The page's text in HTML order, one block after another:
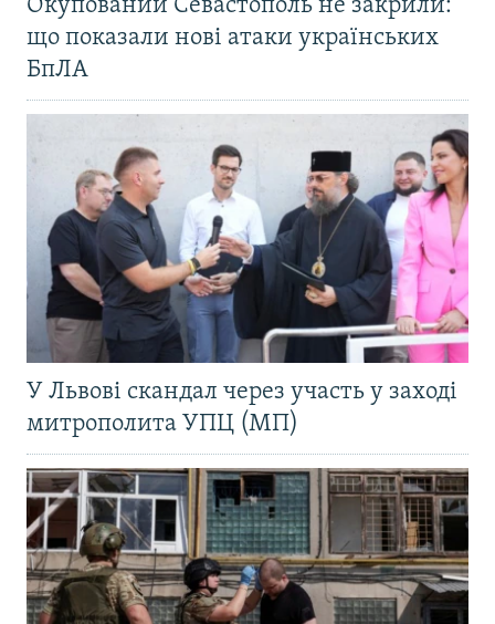
Окупований Севастополь не закрили:
що показали нові атаки українських
БпЛА
У Львові скандал через участь у заході
митрополита УПЦ (МП)